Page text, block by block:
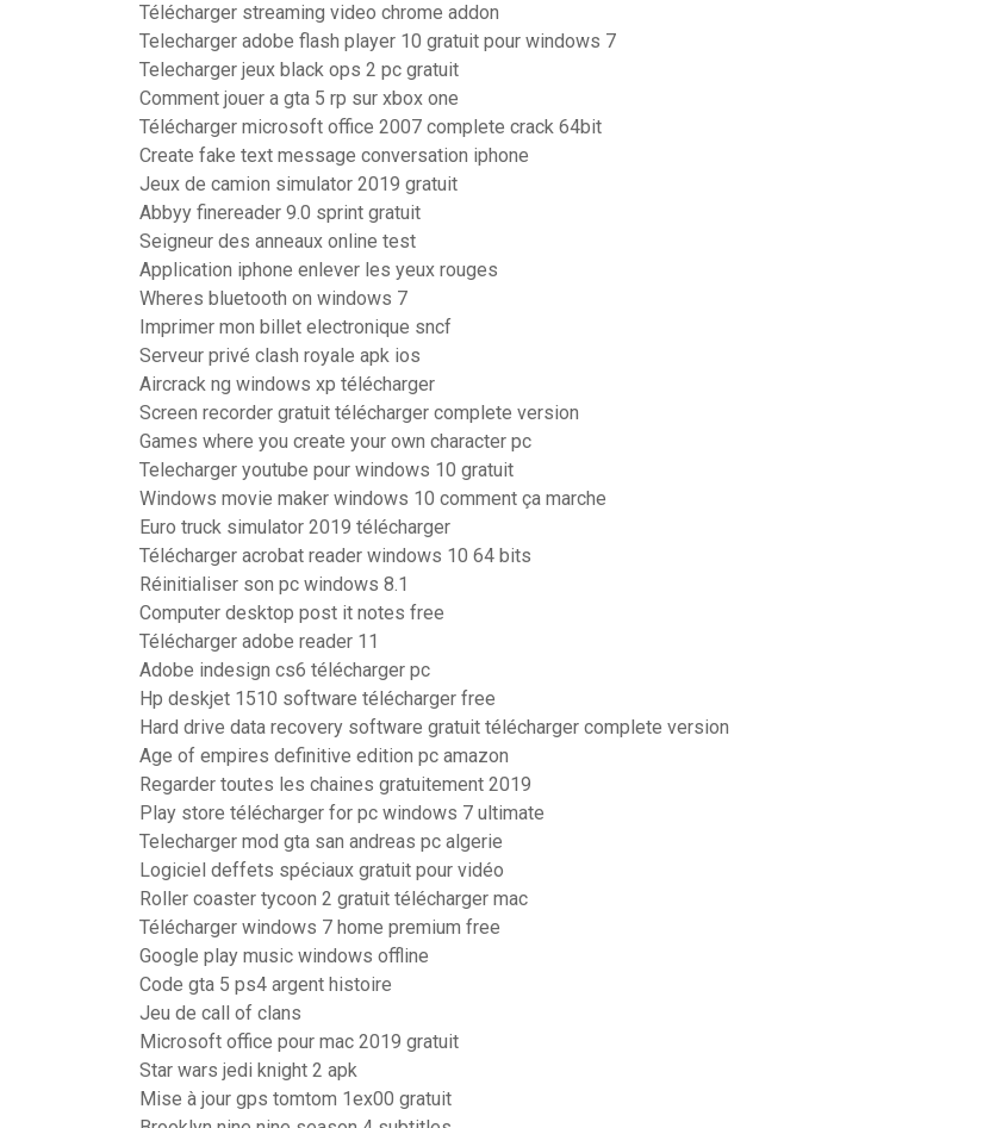
Télécharger streaming video chrome addon
Telecharger adobe flash player 10 gratuit pour windows 7
Telecharger jeux black ops 2 pc gratuit
Comment jouer a gta 5 rp sur xbox one
Télécharger microsoft office 2007 complete crack 64bit
Create fake text message conversation iphone
Jeux de camion simulator 2019 gratuit
Abbyy finereader 9.0 sprint gratuit
Seigneur des anneaux online test
Application iphone enlever les yeux rouges
Wheres bluetooth on windows 7
Imprimer mon billet electronique sncf
Serveur privé clash royale apk ios
Aircrack ng windows xp télécharger
Screen recorder gratuit télécharger complete version
Games where you create your own character pc
Telecharger youtube pour windows 10 gratuit
Windows movie maker windows 10 comment ça marche
Euro truck simulator 2019 télécharger
Télécharger acrobat reader windows 10 64 bits
Réinitialiser son pc windows 8.1
Computer desktop post it notes free
Télécharger adobe reader 11
Adobe indesign cs6 télécharger pc
Hp deskjet 1510 software télécharger free
Hard drive data recovery software gratuit télécharger complete version
Age of empires definitive edition pc amazon
Regarder toutes les chaines gratuitement 2019
Play store télécharger for pc windows 7 ultimate
Telecharger mod gta san andreas pc algerie
Logiciel deffets spéciaux gratuit pour vidéo
Roller coaster tycoon 2 gratuit télécharger mac
Télécharger windows 7 home premium free
Google play music windows offline
Code gta 5 ps4 argent histoire
Jeu de call of clans
Microsoft office pour mac 2019 gratuit
Star wars jedi knight 2 apk
Mise à jour gps tomtom 1ex00 gratuit